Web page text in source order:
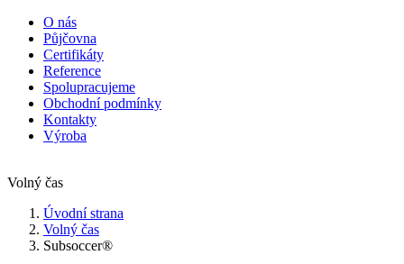
O nás
Půjčovna
Certifikáty
Reference
Spolupracujeme
Obchodní podmínky
Kontakty
Výroba
Volný čas
Úvodní strana
Volný čas
Subsoccer®